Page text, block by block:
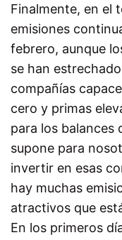
Finalmente, en el
emisiones
febrero, aunque
se han
compañías
cero y primas
para los balances
supone para
invertir en esas
hay muchas
atractivos que
En los primeros